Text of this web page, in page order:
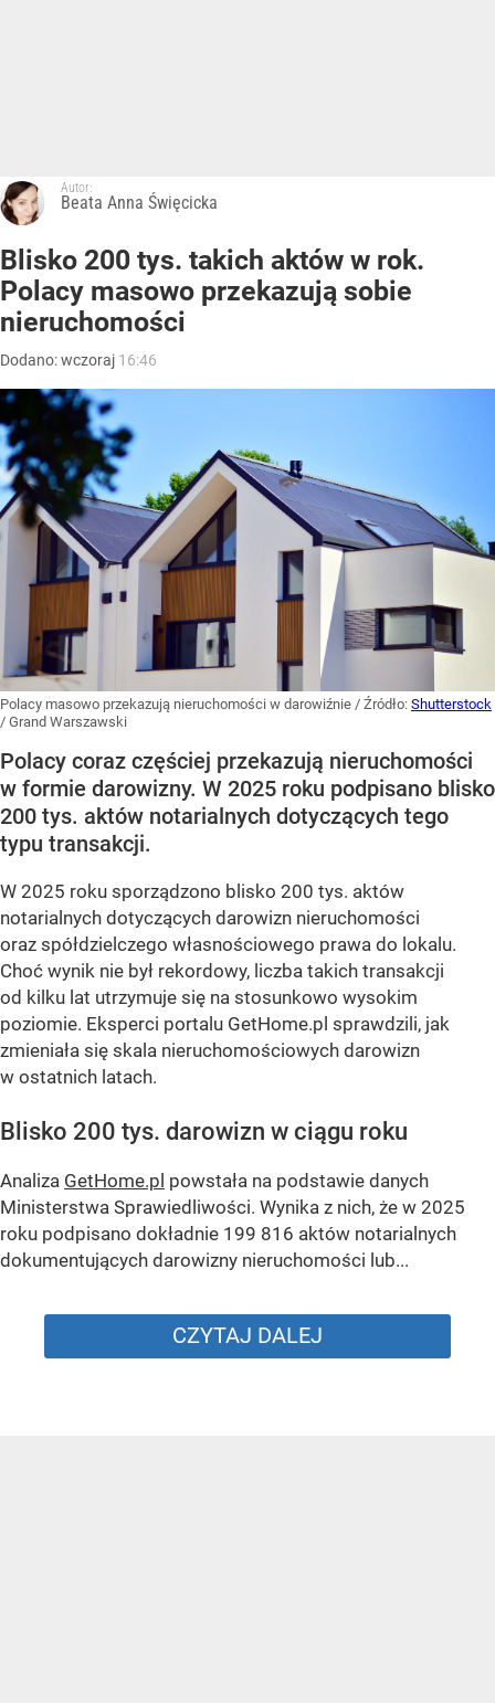
Autor:
Beata Anna Święcicka
Blisko 200 tys. takich aktów w rok.
Polacy masowo przekazują sobie
nieruchomości
Dodano:wczoraj 16:46
Polacy masowo przekazują nieruchomości w darowiźnie / Źródło: Shutterstock
/ Grand Warszawski
Polacy coraz częściej przekazują nieruchomości
w formie darowizny. W 2025 roku podpisano blisko
200 tys. aktów notarialnych dotyczących tego
typu transakcji.
W 2025 roku sporządzono blisko 200 tys. aktów
notarialnych dotyczących darowizn nieruchomości
oraz spółdzielczego własnościowego prawa do lokalu.
Choć wynik nie był rekordowy, liczba takich transakcji
od kilku lat utrzymuje się na stosunkowo wysokim
poziomie. Eksperci portalu GetHome.pl sprawdzili, jak
zmieniała się skala nieruchomościowych darowizn
w ostatnich latach.
Blisko 200 tys. darowizn w ciągu roku
Analiza GetHome.pl powstała na podstawie danych
Ministerstwa Sprawiedliwości. Wynika z nich, że w 2025
roku podpisano dokładnie 199 816 aktów notarialnych
dokumentujących darowizny nieruchomości lub...
CZYTAJ DALEJ